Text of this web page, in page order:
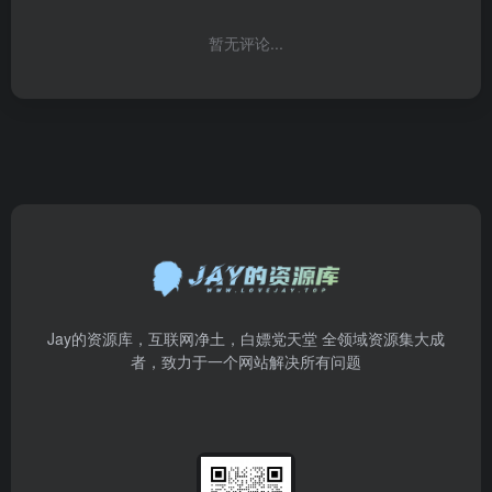
暂无评论...
Jay的资源库，互联网净土，白嫖党天堂 全领域资源集大成
者，致力于一个网站解决所有问题